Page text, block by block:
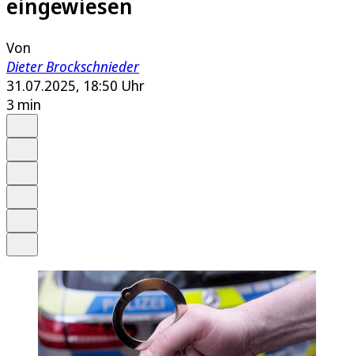
eingewiesen
Von
Dieter Brockschnieder
31.07.2025, 18:50 Uhr
3 min